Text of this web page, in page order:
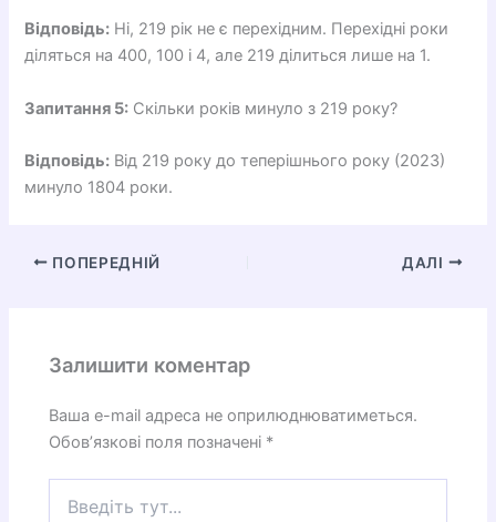
Відповідь: Ні, 219 рік не є перехідним. Перехідні роки
діляться на 400, 100 і 4, але 219 ділиться лише на 1.
Запитання 5: Скільки років минуло з 219 року?
Відповідь: Від 219 року до теперішнього року (2023)
минуло 1804 роки.
ПОПЕРЕДНІЙ ДАЛІ
Залишити коментар
Ваша e-mail адреса не оприлюднюватиметься.
Обов’язкові поля позначені *
тут...